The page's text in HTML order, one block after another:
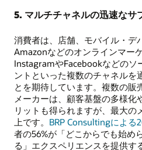
5. マルチチャネルの迅速なサ
消費者は、店舗、モバイル・デ
Amazonなどのオンラインマー
InstagramやFacebookなどのソ
ントといった複数のチャネルを
とを期待しています。複数の販
メーカーは、顧客基盤の多様化
リットも得られますが、最大の
上です。 BRP Consultingによる
者の56%が「どこからでも始め
る」エクスペリエンスを提供す